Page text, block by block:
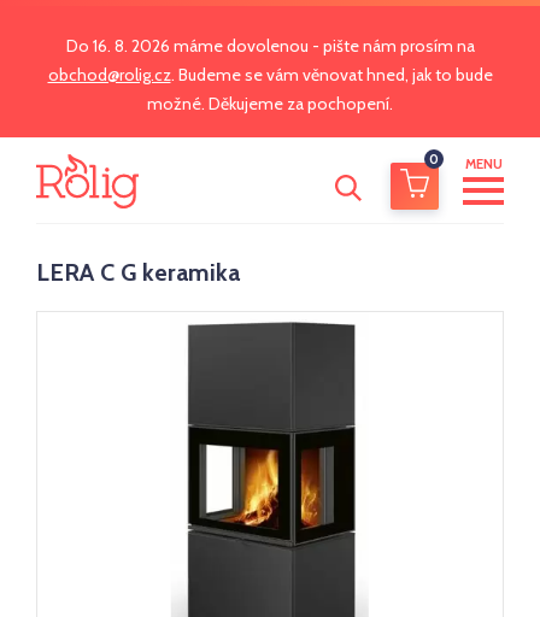
Do 16. 8. 2026 máme dovolenou - pište nám prosím na
obchod@rolig.cz. Budeme se vám věnovat hned, jak to bude
možné. Děkujeme za pochopení.
0 MENU
LERA C G keramika